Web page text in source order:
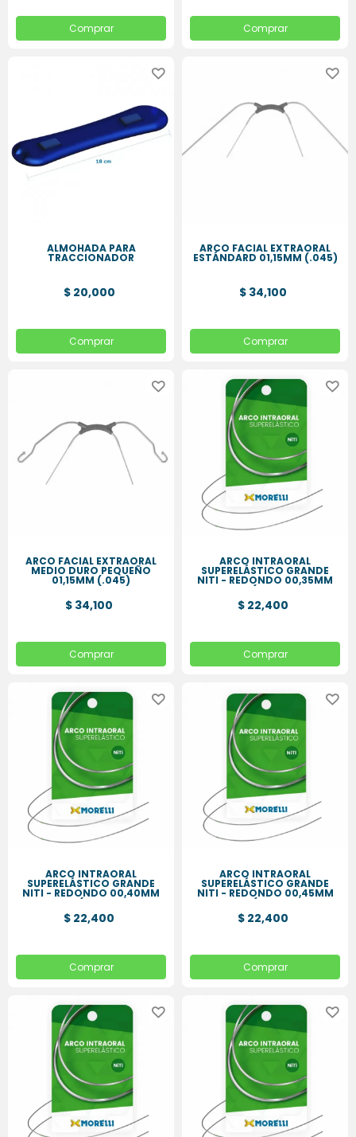
Comprar Comprar
ALMOHADA PARA
TRACCIONADOR
$ 20,000
Comprar
ARCO FACIAL EXTRAORAL
ESTÁNDARD 01,15MM (.045)
$ 34,100
Comprar
ARCO FACIAL EXTRAORAL
MEDIO DURO PEQUEÑO
01,15MM (.045)
$ 34,100
Comprar
ARCO INTRAORAL
SUPERELÁSTICO GRANDE
NITI - REDONDO 00,35MM
(.014
$ 22,400
Comprar
ARCO INTRAORAL
SUPERELÁSTICO GRANDE
NITI - REDONDO 00,40MM
(.016
$ 22,400
Comprar
ARCO INTRAORAL
SUPERELÁSTICO GRANDE
NITI - REDONDO 00,45MM
(.018
$ 22,400
Comprar